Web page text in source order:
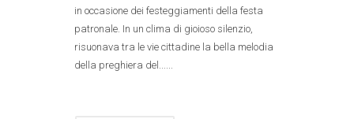
in occasione dei festeggiamenti della festa
patronale. In un clima di gioioso silenzio,
risuonava tra le vie cittadine la bella melodia
della preghiera del......